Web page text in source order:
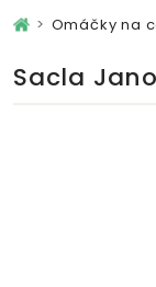
Omáčky na
Sacla